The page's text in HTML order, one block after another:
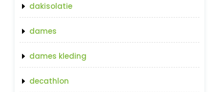
dakisolatie
dames
dames kleding
decathlon